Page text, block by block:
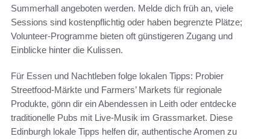
Summerhall angeboten werden. Melde dich früh an, viele
Sessions sind kostenpflichtig oder haben begrenzte Plätze;
Volunteer-Programme bieten oft günstigeren Zugang und
Einblicke hinter die Kulissen.
Für Essen und Nachtleben folge lokalen Tipps: Probier
Streetfood-Märkte und Farmers’ Markets für regionale
Produkte, gönn dir ein Abendessen in Leith oder entdecke
traditionelle Pubs mit Live-Musik im Grassmarket. Diese
Edinburgh lokale Tipps helfen dir, authentische Aromen zu